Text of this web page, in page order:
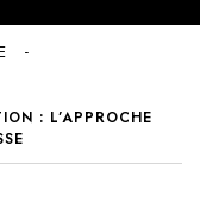
: L’APPROCHE